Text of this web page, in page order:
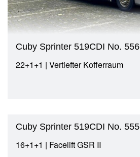
Cuby Sprinter 519CDI No. 556
22+1+1 | Vertiefter Kofferraum
Cuby Sprinter 519CDI No. 555
16+1+1 | Facelift GSR II